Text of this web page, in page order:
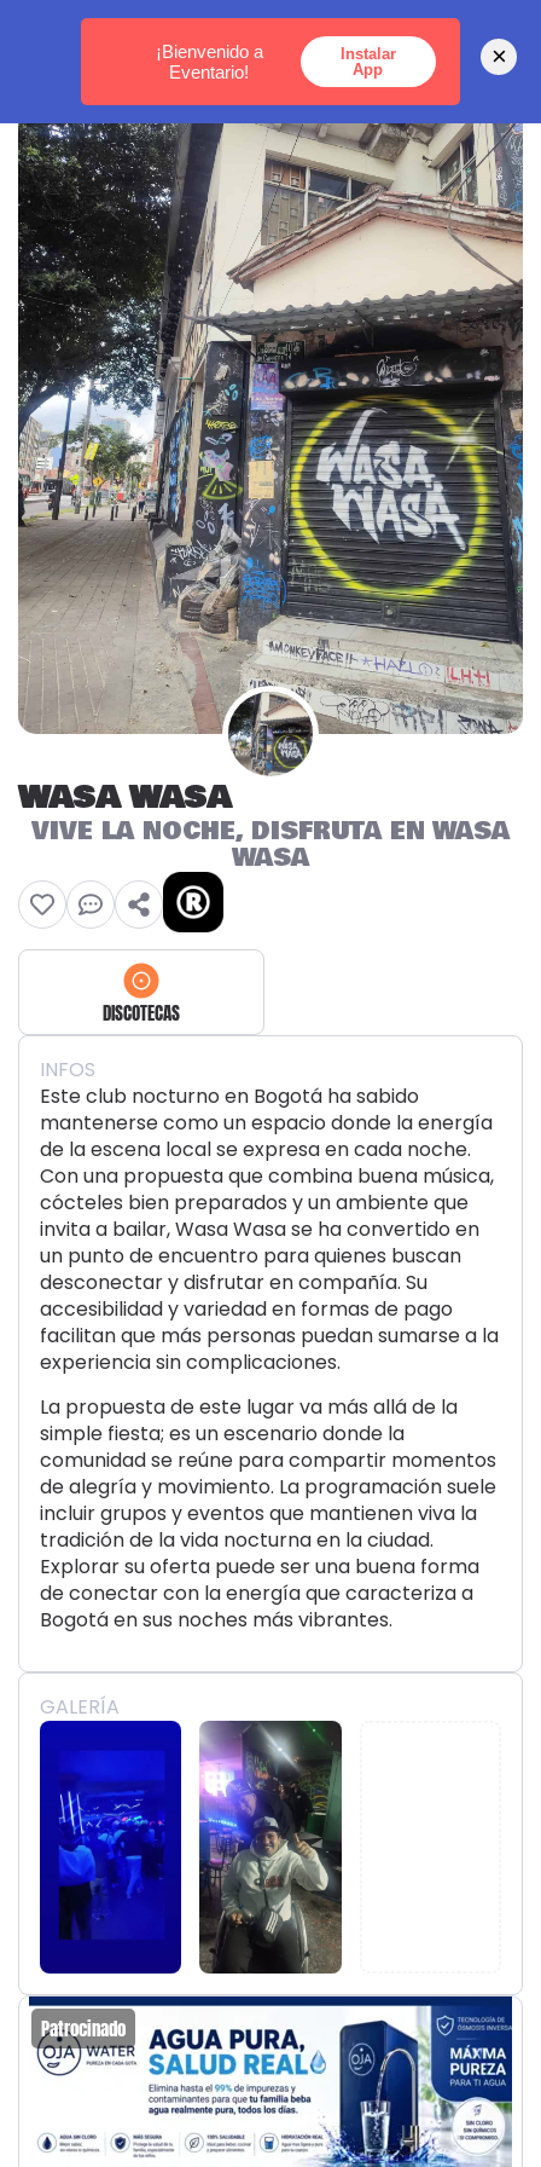
MEDELLÍN - BOGOTÁ - CARTAGENA
WASA WASA
VIVE LA NOCHE, DISFRUTA EN WASA
WASA
DISCOTECAS
INFOS
Este club nocturno en Bogotá ha sabido
mantenerse como un espacio donde la energía
de la escena local se expresa en cada noche.
Con una propuesta que combina buena música,
cócteles bien preparados y un ambiente que
invita a bailar, Wasa Wasa se ha convertido en
un punto de encuentro para quienes buscan
desconectar y disfrutar en compañía. Su
accesibilidad y variedad en formas de pago
facilitan que más personas puedan sumarse a la
experiencia sin complicaciones.
La propuesta de este lugar va más allá de la
simple fiesta; es un escenario donde la
comunidad se reúne para compartir momentos
de alegría y movimiento. La programación suele
incluir grupos y eventos que mantienen viva la
tradición de la vida nocturna en la ciudad.
Explorar su oferta puede ser una buena forma
de conectar con la energía que caracteriza a
Bogotá en sus noches más vibrantes.
GALERÍA
Patrocinado
¡Bienvenido a
Eventario!
Instalar
App
×